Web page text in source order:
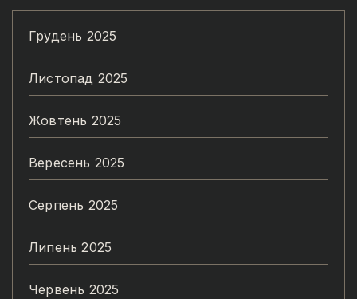
Грудень 2025
Листопад 2025
Жовтень 2025
Вересень 2025
Серпень 2025
Липень 2025
Червень 2025